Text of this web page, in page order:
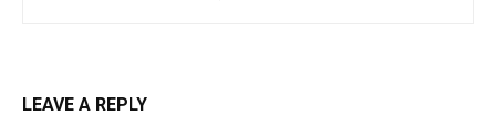
LEAVE A REPLY